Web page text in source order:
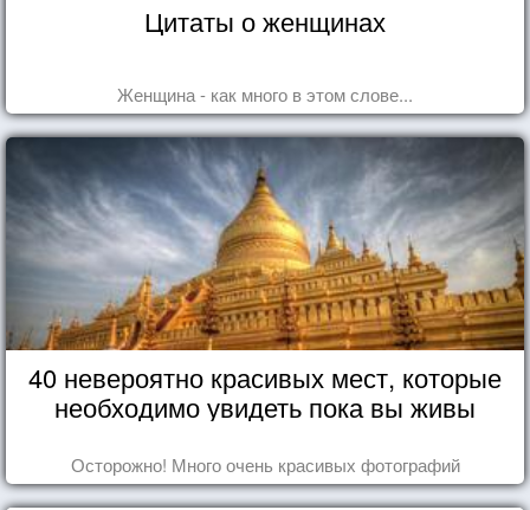
Цитаты о женщинах
Женщина - как много в этом слове...
40 невероятно красивых мест, которые
необходимо увидеть пока вы живы
Осторожно! Много очень красивых фотографий